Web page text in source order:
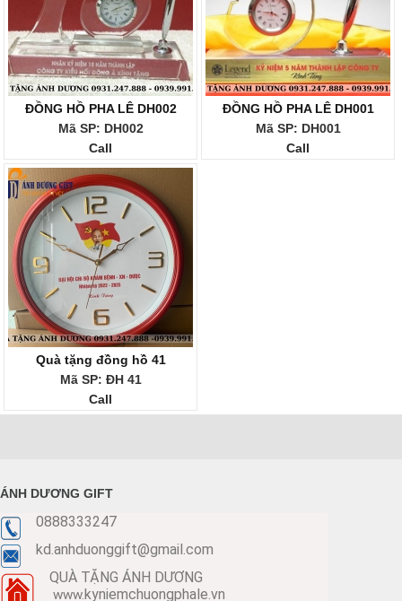
ĐỒNG HỒ PHA LÊ DH002
Mã SP: DH002
Call
ĐỒNG HỒ PHA LÊ DH001
Mã SP: DH001
Call
Quà tặng đồng hồ 41
Mã SP: ĐH 41
Call
ÁNH DƯƠNG GIFT
0888333247
kd.anhduonggift@gmail.com
QUÀ TẶNG ÁNH DƯƠNG
www.kyniemchuongphale.vn